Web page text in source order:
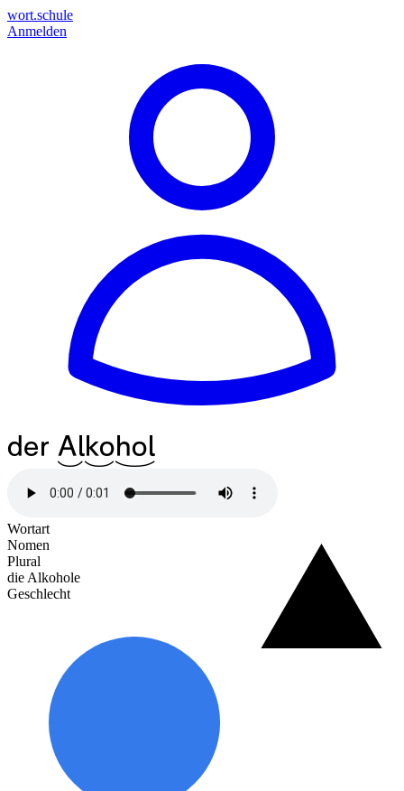
wort.schule
Anmelden
der ^10Al^12ko^17hol
Wortart
Nomen
Plural
die Alkohole
Geschlecht